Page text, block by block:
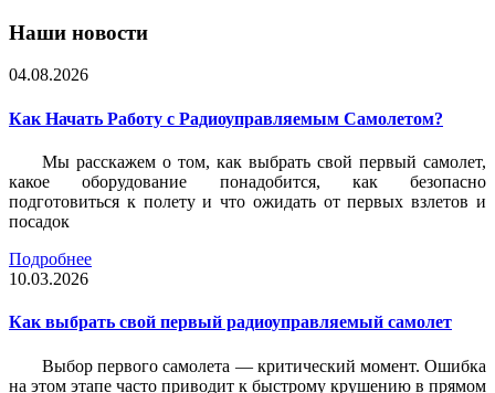
Наши новости
04.08.2026
Как Начать Работу с Радиоуправляемым Самолетом?
Мы расскажем о том, как выбрать свой первый самолет,
какое оборудование понадобится, как безопасно
подготовиться к полету и что ожидать от первых взлетов и
посадок
Подробнее
10.03.2026
Как выбрать свой первый радиоуправляемый самолет
Выбор первого самолета — критический момент. Ошибка
на этом этапе часто приводит к быстрому крушению в прямом